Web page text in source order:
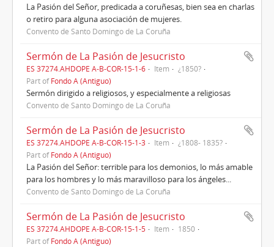
La Pasión del Señor, predicada a coruñesas, bien sea en charlas
o retiro para alguna asociación de mujeres.
Convento de Santo Domingo de La Coruña
Sermón de La Pasión de Jesucristo
ES 37274.AHDOPE A-B-COR-15-1-6 Item
¿1850?
Part ofFondo A (Antiguo)
Sermón dirigido a religiosos, y especialmente a religiosas
Convento de Santo Domingo de La Coruña
Sermón de La Pasión de Jesucristo
ES 37274.AHDOPE A-B-COR-15-1-3 Item
¿1808- 1835?
Part ofFondo A (Antiguo)
La Pasión del Señor: terrible para los demonios, lo más amable
para los hombres y lo más maravilloso para los ángeles...
Convento de Santo Domingo de La Coruña
Sermón de La Pasión de Jesucristo
ES 37274.AHDOPE A-B-COR-15-1-5 Item
1850
Part ofFondo A (Antiguo)